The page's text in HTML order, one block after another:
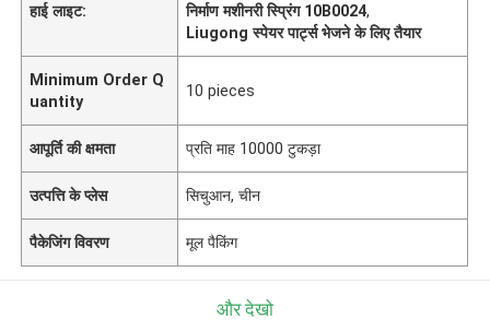
हाई लाइट:
निर्माण मशीनरी स्प्रिंग 10B0024,
Liugong स्पेयर पार्ट्स भेजने के लिए तैयार
Minimum Order Q
uantity
10 pieces
आपूर्ति की क्षमता प्रति माह 10000 टुकड़ा
उत्पत्ति के प्लेस सिचुआन, चीन
पैकेजिंग विवरण मूल पैकिंग
और देखो